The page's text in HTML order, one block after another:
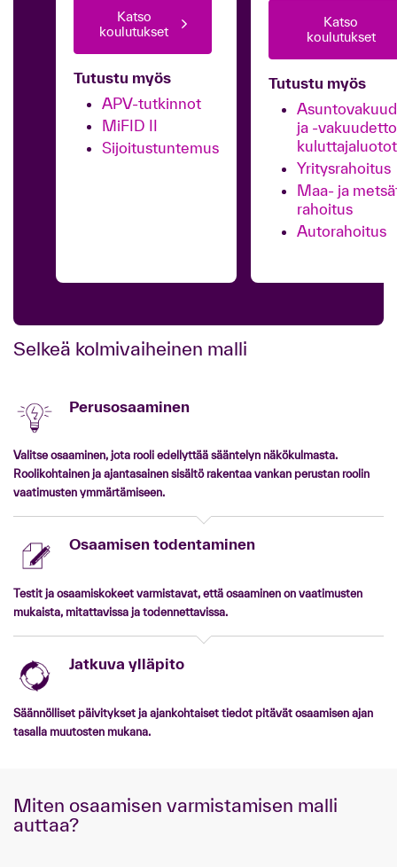
Katso
koulutukset
Tutustu myös
APV-tutkinnot
MiFID II
Sijoitustuntemus
Katso
koulutukset
Tutustu myös
ja -
kuluttajaluotot
Yritysrahoitus
Maa- ja
rahoitus
Autorahoitus
Selkeä kolmivaiheinen malli
Perusosaaminen
Valitse osaaminen, jota rooli edellyttää sääntelyn näkökulmasta.
Roolikohtainen ja ajantasainen sisältö rakentaa vankan perustan roolin
vaatimusten ymmärtämiseen.
Osaamisen todentaminen
Testit ja osaamiskokeet varmistavat, että osaaminen on vaatimusten
mukaista, mitattavissa ja todennettavissa.
Jatkuva ylläpito
Säännölliset päivitykset ja ajankohtaiset tiedot pitävät osaamisen ajan
tasalla muutosten mukana.
Miten osaamisen varmistamisen malli
auttaa?